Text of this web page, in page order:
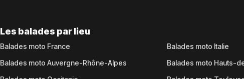
Les balades par lieu
Balades moto France
Balades moto Auvergne-Rhône-Alpes
Balades moto Italie
Balades moto Hauts-